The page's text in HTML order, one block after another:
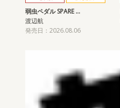
弱虫ペダル SPARE …
渡辺航
発売日：2026.08.06